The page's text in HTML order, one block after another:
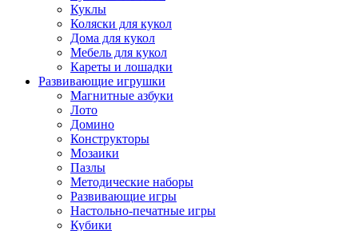
Куклы
Коляски для кукол
Дома для кукол
Мебель для кукол
Кареты и лошадки
Развивающие игрушки
Магнитные азбуки
Лото
Домино
Конструкторы
Мозаики
Пазлы
Методические наборы
Развивающие игры
Настольно-печатные игры
Кубики